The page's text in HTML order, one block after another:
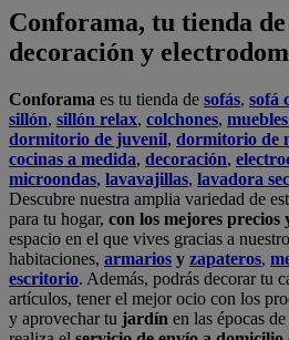
Conforama, tu tienda de
decoración y
Conforama es tu tienda de sofás, sofá
sillón, sillón relax, colchones,
dormitorio de juvenil, dormitorio de
cocinas a medida, decoración,
microondas, lavavajillas, lavadora
Descubre nuestra amplia variedad de
para tu hogar, con los mejores precios
espacio en el que vives gracias a
habitaciones, armarios y zapateros,
escritorio. Además, podrás decorar tu
artículos, tener el mejor ocio con los
y aprovechar tu jardín en las épocas